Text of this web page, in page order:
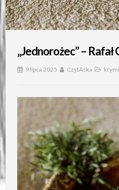
„Jednorożec” – Rafał
9 lipca 2025 CzytAska